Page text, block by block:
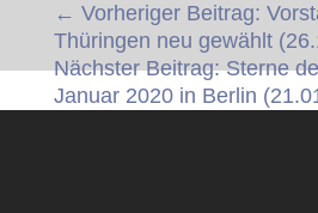
← Vorheriger Beitrag:
Thüringen neu gewählt
Nächster Beitrag: Sterne
Januar 2020 in Berlin